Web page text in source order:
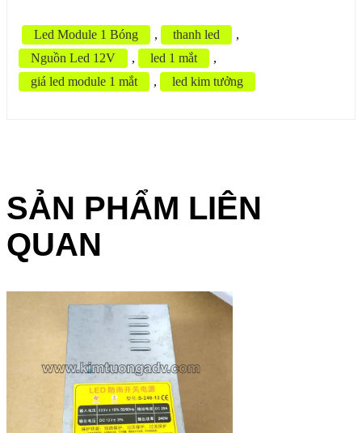
Led Module 1 Bóng , thanh led
,
Nguồn Led 12V
, led 1 mắt
,
giá led module 1 mắt
, led kim tưởng
SẢN PHẨM LIÊN
QUAN